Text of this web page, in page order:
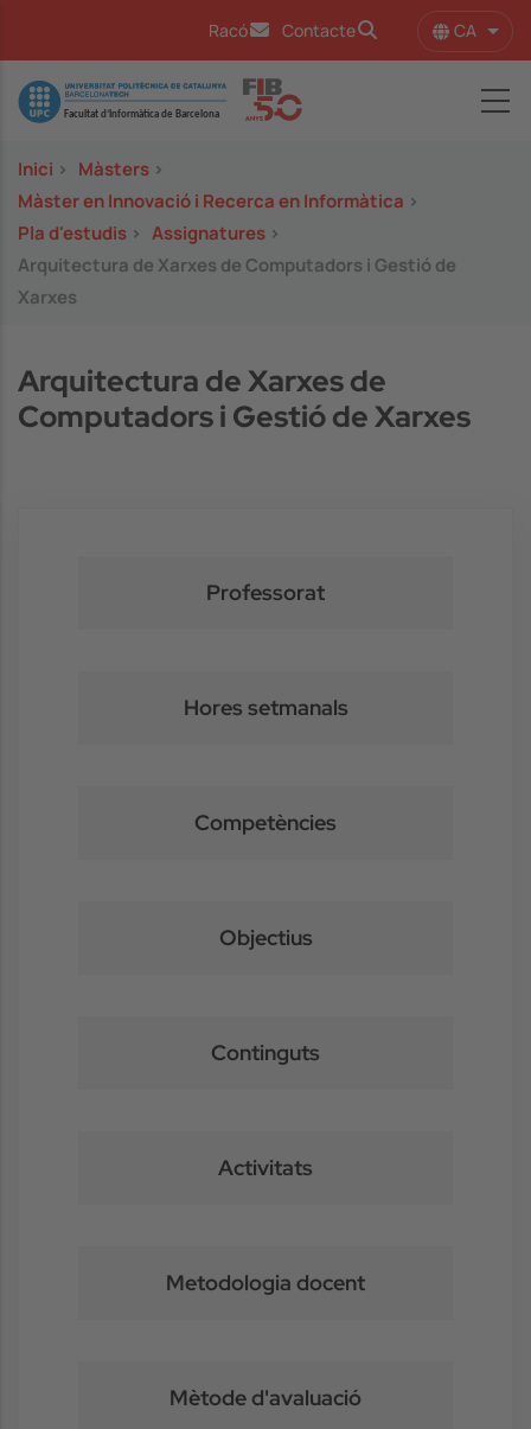
Racó Contacte CA
Image
Inici > Màsters >
Màster en Innovació i Recerca en Informàtica >
Pla d'estudis > Assignatures >
Arquitectura de Xarxes de Computadors i Gestió de
Xarxes
Arquitectura de Xarxes de
Computadors i Gestió de Xarxes
Professorat
Hores setmanals
Competències
Objectius
Continguts
Activitats
Metodologia docent
Mètode d'avaluació